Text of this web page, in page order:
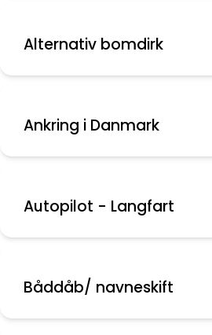
Alternativ bomdirk
Ankring i Danmark
Autopilot - Langfart
Båddåb/ navneskift